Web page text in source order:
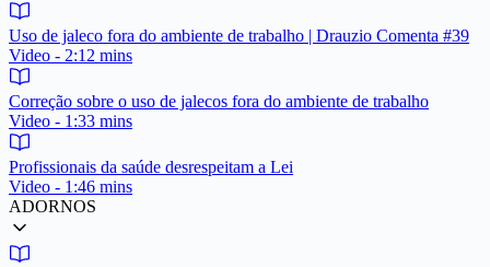
Uso de jaleco fora do ambiente de trabalho | Drauzio Comenta #39
Video - 2:12 mins
Correção sobre o uso de jalecos fora do ambiente de trabalho
Video - 1:33 mins
Profissionais da saúde desrespeitam a Lei
Video - 1:46 mins
ADORNOS